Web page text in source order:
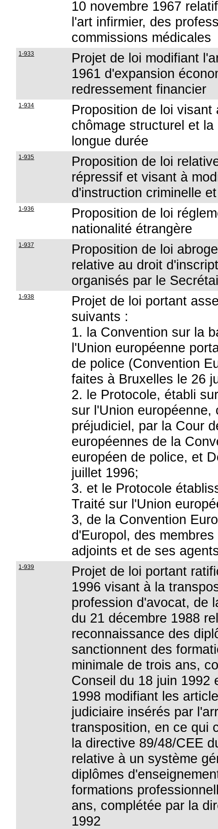
10 novembre 1967
l'art infirmier, des
commissions médicales
1-933
Projet de loi modifiant
1961 d'expansion
redressement financier
1-934
Proposition de loi
chômage structurel et
longue durée
1-935
Proposition de loi
répressif et visant à
d'instruction criminelle
1-936
Proposition de loi
nationalité étrangère
1-937
Proposition de loi
relative au droit
organisés par le
1-938
Projet de loi portant
suivants :
1. la Convention sur la
l'Union européenne
de police (Convention
faites à Bruxelles le 26
2. le Protocole, établi
sur l'Union
préjudiciel, par la Cour
européennes de la
européen de police, et
juillet 1996;
3. et le Protocole
Traité sur l'Union
3, de la Convention
d'Europol, des
adjoints et de ses
1-939
Projet de loi portant
1996 visant à la
profession d'avocat, de
du 21 décembre 1988
reconnaissance des
sanctionnent des
minimale de trois ans,
Conseil du 18 juin 1992
1998 modifiant les
judiciaire insérés par
transposition, en ce qui
la directive 89/48/CEE
relative à un système
diplômes
formations
ans, complétée par la
1992